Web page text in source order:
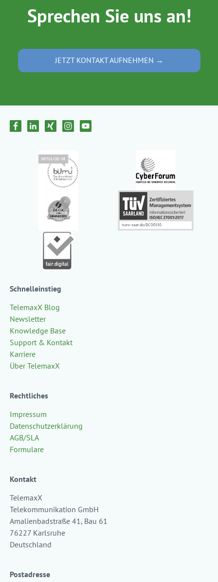
Sprechen Sie uns an!
JETZT KONTAKT AUFNEHMEN →
Schnelleinstieg
TelemaxX Blog
Newsletter
Knowledge Base
Support & Kontakt
Karriere
Über TelemaxX
Rechtliches
Impressum
Datenschutzerklärung
AGB/SLA
Formulare
Kontakt
TelemaxX
Telekommunikation GmbH
Amalienbadstraße 41, Bau 61
76227 Karlsruhe
Deutschland
Postadresse